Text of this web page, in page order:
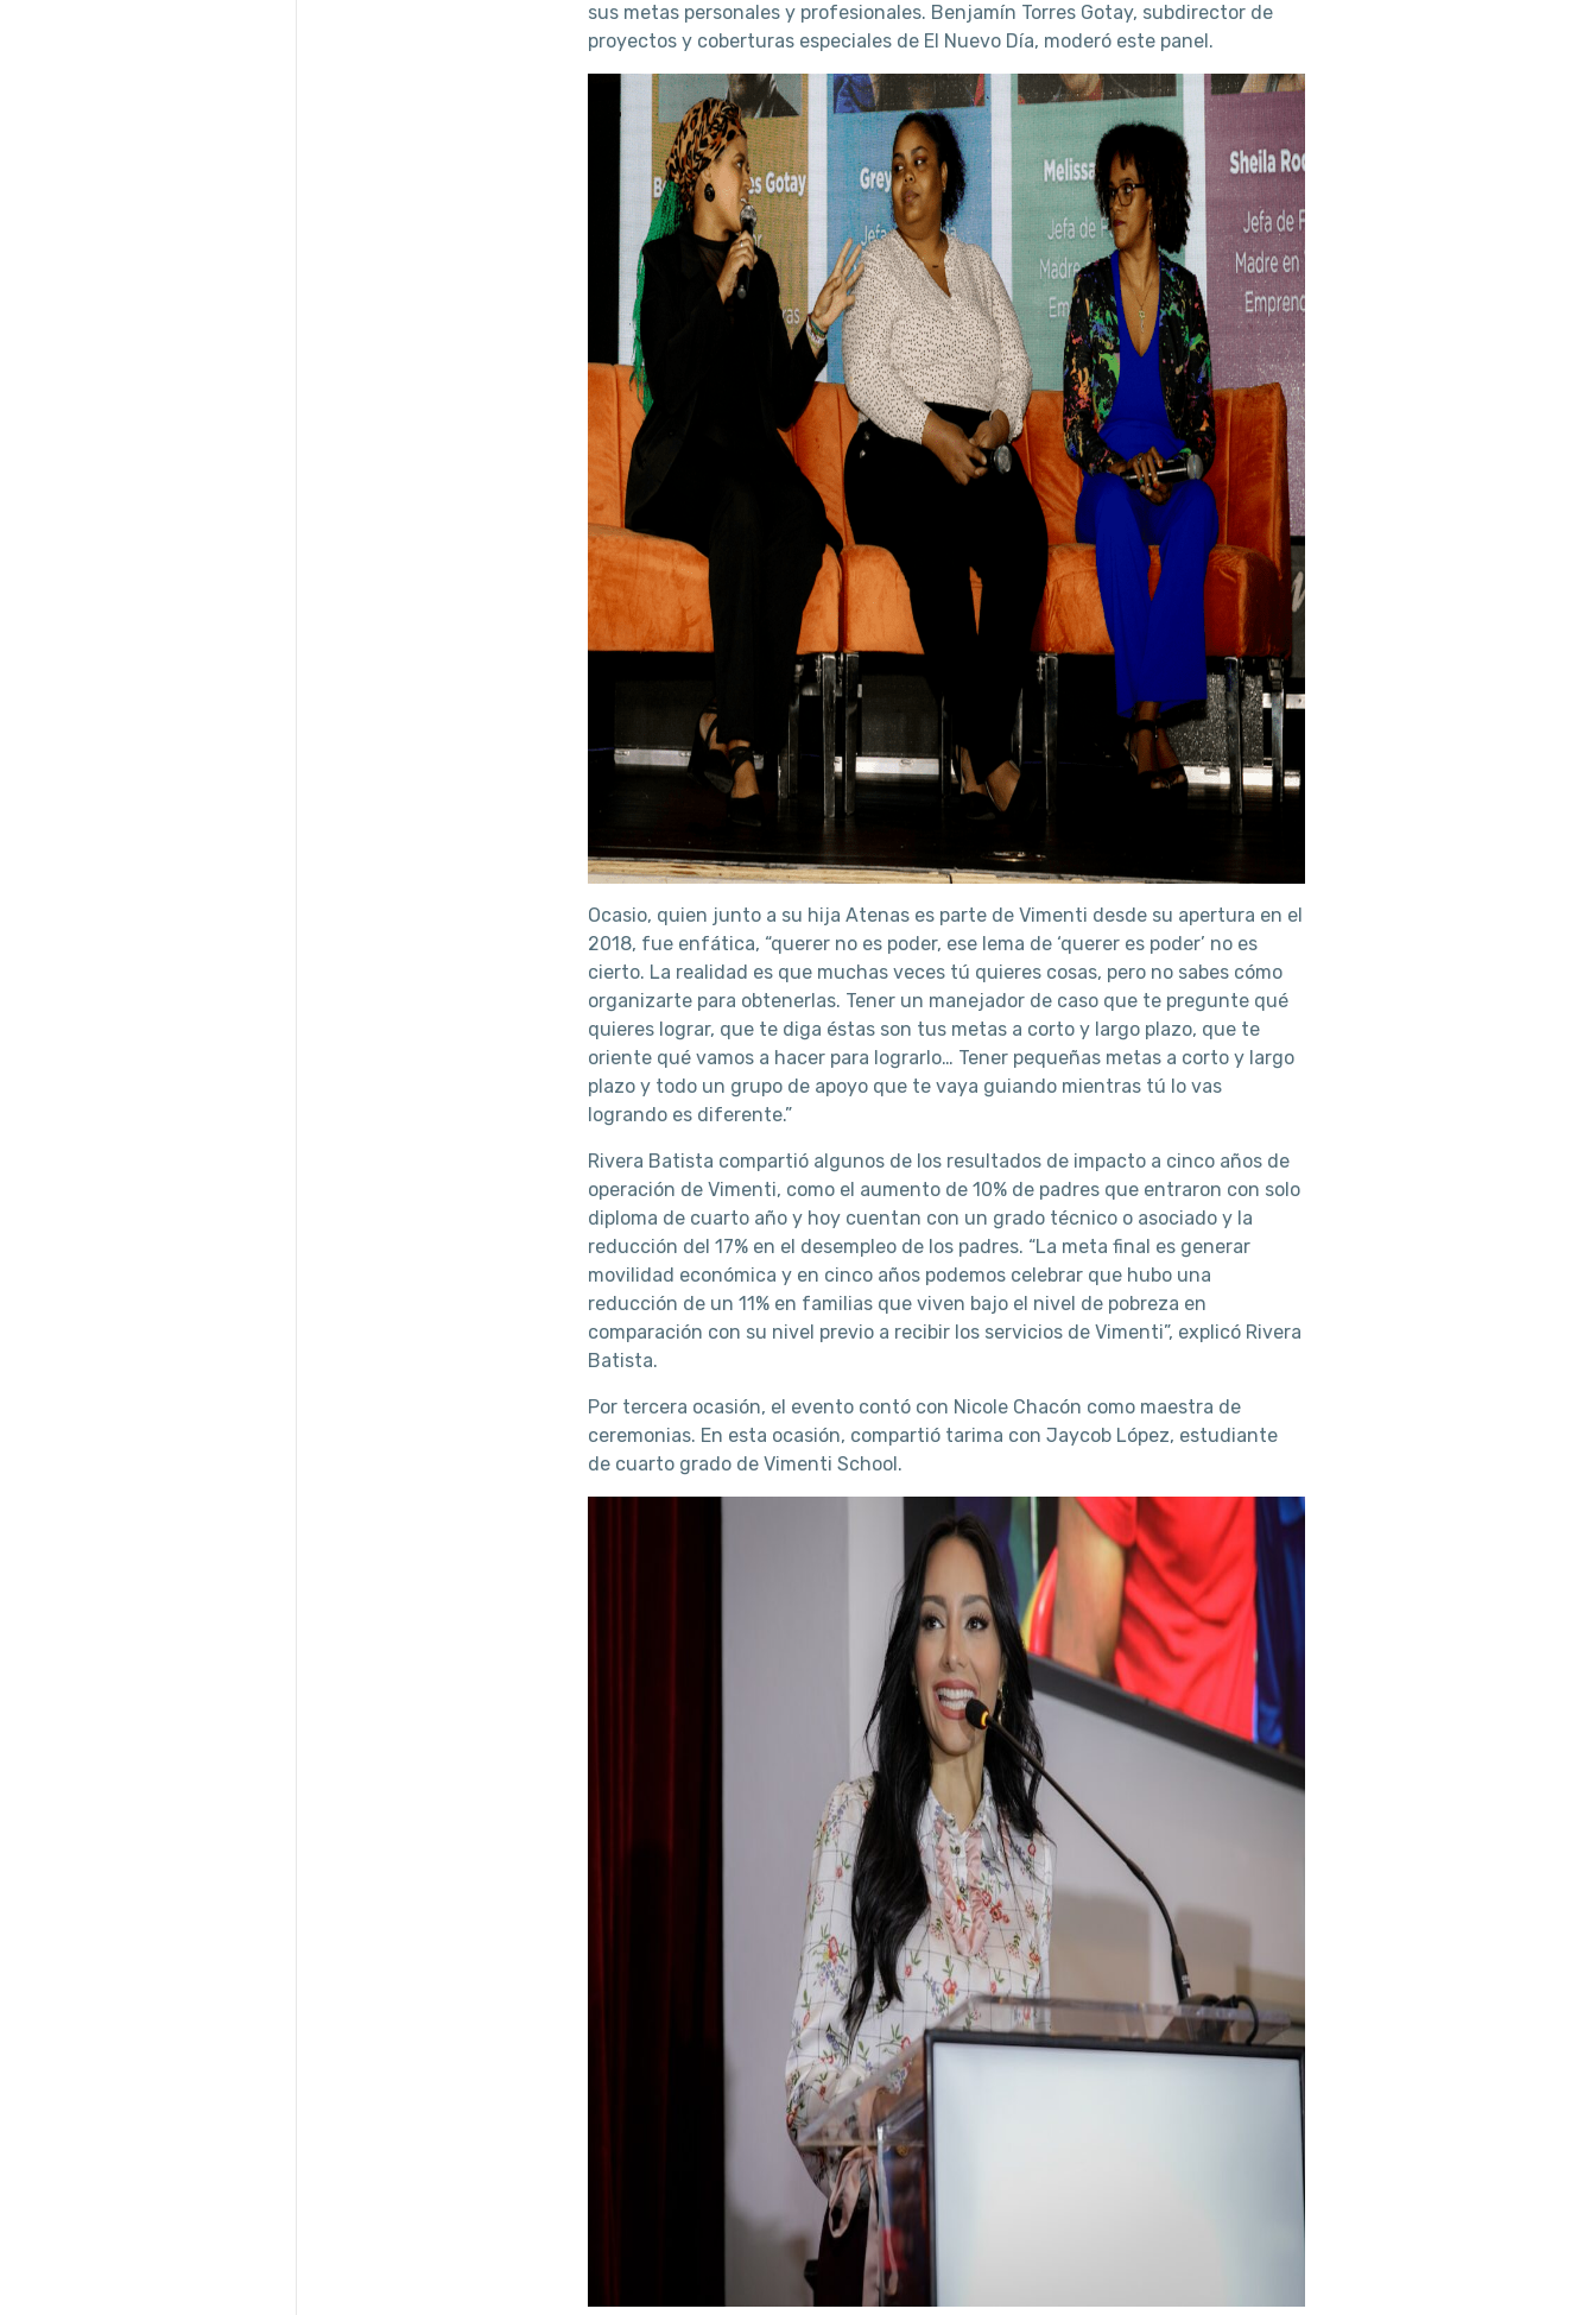
sus metas personales y profesionales. Benjamín Torres Gotay, subdirector de
proyectos y coberturas especiales de El Nuevo Día, moderó este panel.
Ocasio, quien junto a su hija Atenas es parte de Vimenti desde su apertura en el
2018, fue enfática, “querer no es poder, ese lema de ‘querer es poder’ no es
cierto. La realidad es que muchas veces tú quieres cosas, pero no sabes cómo
organizarte para obtenerlas. Tener un manejador de caso que te pregunte qué
quieres lograr, que te diga éstas son tus metas a corto y largo plazo, que te
oriente qué vamos a hacer para lograrlo… Tener pequeñas metas a corto y largo
plazo y todo un grupo de apoyo que te vaya guiando mientras tú lo vas
logrando es diferente.”
Rivera Batista compartió algunos de los resultados de impacto a cinco años de
operación de Vimenti, como el aumento de 10% de padres que entraron con solo
diploma de cuarto año y hoy cuentan con un grado técnico o asociado y la
reducción del 17% en el desempleo de los padres. “La meta final es generar
movilidad económica y en cinco años podemos celebrar que hubo una
reducción de un 11% en familias que viven bajo el nivel de pobreza en
comparación con su nivel previo a recibir los servicios de Vimenti”, explicó Rivera
Batista.
Por tercera ocasión, el evento contó con Nicole Chacón como maestra de
ceremonias. En esta ocasión, compartió tarima con Jaycob López, estudiante
de cuarto grado de Vimenti School.